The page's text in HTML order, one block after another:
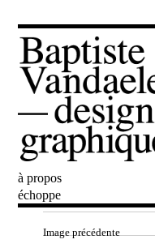
Baptiste Vandaele
à propos
échoppe
Image précédente